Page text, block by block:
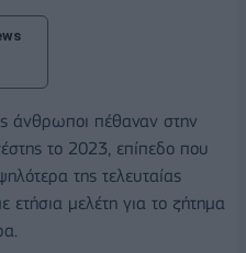
άνθρωποι πέθαναν στην
το 2023, επίπεδο που
της τελευταίας
ετήσια μελέτη για το ζήτημα